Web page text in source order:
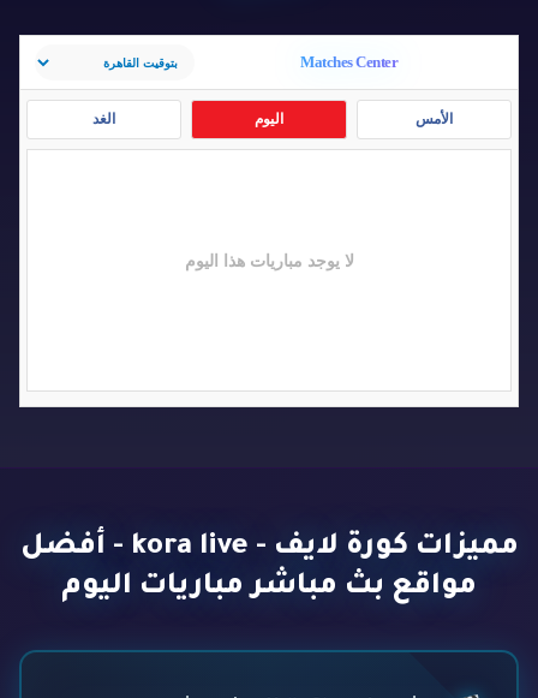
Matches Center
الأمس اليوم الغد
لا يوجد مباريات هذا اليوم
مميزات كورة لايف - kora live - أفضل
مواقع بث مباشر مباريات اليوم